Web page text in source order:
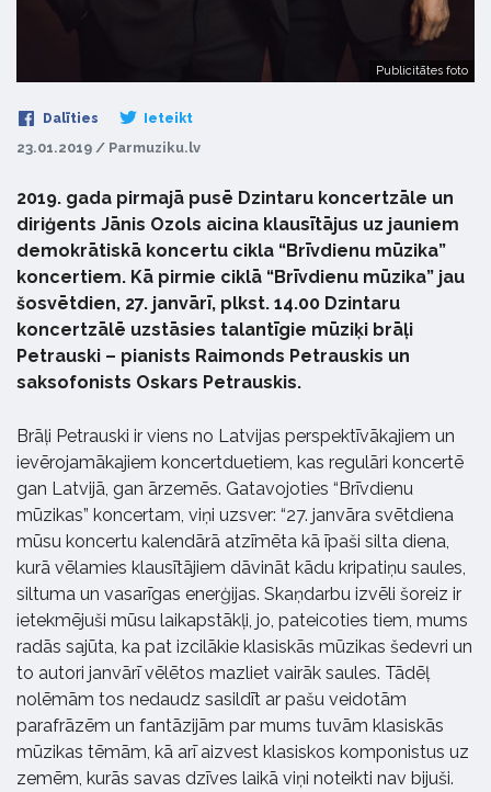
Publicitātes foto
Dalīties Ieteikt
23.01.2019 / Parmuziku.lv
2019. gada pirmajā pusē Dzintaru koncertzāle un
diriģents Jānis Ozols aicina klausītājus uz jauniem
demokrātiskā koncertu cikla “Brīvdienu mūzika”
koncertiem. Kā pirmie ciklā “Brīvdienu mūzika” jau
šosvētdien, 27. janvārī, plkst. 14.00 Dzintaru
koncertzālē uzstāsies talantīgie mūziķi brāļi
Petrauski – pianists Raimonds Petrauskis un
saksofonists Oskars Petrauskis.
Brāļi Petrauski ir viens no Latvijas perspektīvākajiem un
ievērojamākajiem koncertduetiem, kas regulāri koncertē
gan Latvijā, gan ārzemēs. Gatavojoties “Brīvdienu
mūzikas” koncertam, viņi uzsver: “27. janvāra svētdiena
mūsu koncertu kalendārā atzīmēta kā īpaši silta diena,
kurā vēlamies klausītājiem dāvināt kādu kripatiņu saules,
siltuma un vasarīgas enerģijas. Skaņdarbu izvēli šoreiz ir
ietekmējuši mūsu laikapstākļi, jo, pateicoties tiem, mums
radās sajūta, ka pat izcilākie klasiskās mūzikas šedevri un
to autori janvārī vēlētos mazliet vairāk saules. Tādēļ
nolēmām tos nedaudz sasildīt ar pašu veidotām
parafrāzēm un fantāzijām par mums tuvām klasiskās
mūzikas tēmām, kā arī aizvest klasiskos komponistus uz
zemēm, kurās savas dzīves laikā viņi noteikti nav bijuši.